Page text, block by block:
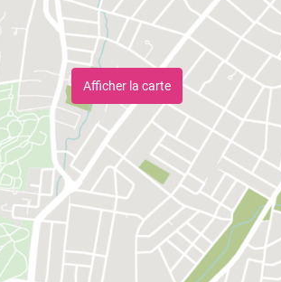
Afficher la carte